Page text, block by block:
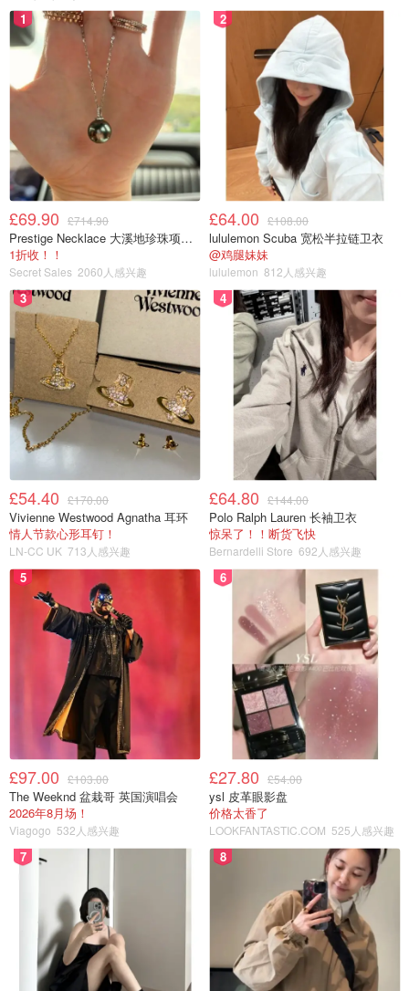
1
£69.90 £714.90
Prestige Necklace 大溪地珍珠项链 10-11mm
1折收！！
Secret Sales 2060人感兴趣
2
£64.00 £108.00
lululemon Scuba 宽松半拉链卫衣
@鸡腿妹妹
lululemon 812人感兴趣
3
£54.40 £170.00
Vivienne Westwood Agnatha 耳环
情人节款心形耳钉！
LN-CC UK 713人感兴趣
4
£64.80 £144.00
Polo Ralph Lauren 长袖卫衣
惊呆了！！断货飞快
Bernardelli Store 692人感兴趣
5
£97.00 £103.00
The Weeknd 盆栽哥 英国演唱会
2026年8月场！
Viagogo 532人感兴趣
6
£27.80 £54.00
ysl 皮革眼影盘
价格太香了
LOOKFANTASTIC.COM 525人感兴趣
7 8